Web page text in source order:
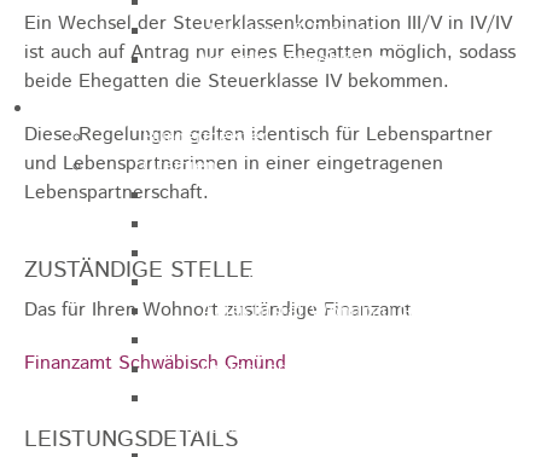
Hallenbad & Freibad
Verwaltungsgebühren
Bürgermeister
Gremien
Bauausschuss
Ortschaftsrat
Aufsichtsrat Wohnbau GmbH
Umlegungsausschuss
Rosenstein
Ein Wechsel der Steuerklassenkombination III/V in IV/IV
ist auch auf Antrag nur eines Ehegatten möglich, sodass
beide Ehegatten die Steuerklasse IV bekommen.
Diese Regelungen gelten identisch für Lebenspartner
und Lebenspartnerinnen in einer eingetragenen
Lebenspartnerschaft.
ZUSTÄNDIGE STELLE
Das für Ihren Wohnort zuständige Finanzamt
Finanzamt Schwäbisch Gmünd
LEISTUNGSDETAILS